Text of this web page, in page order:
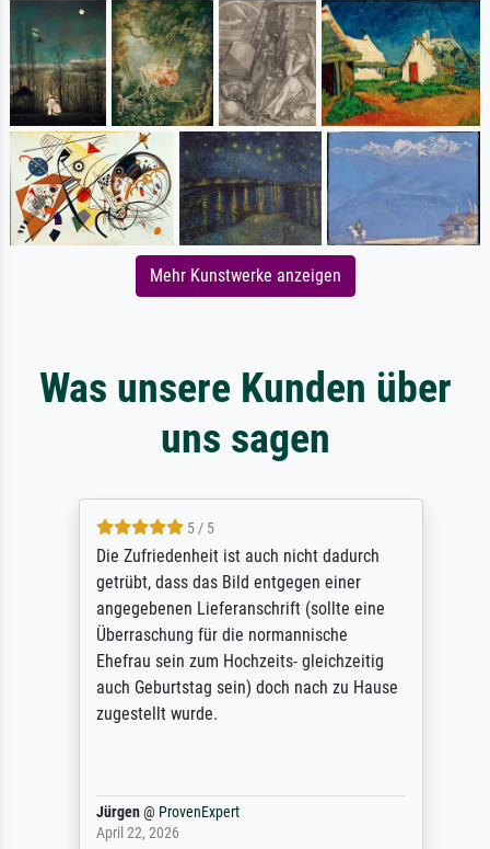
Mehr Kunstwerke anzeigen
Was unsere Kunden über
uns sagen
5 / 5
Die Zufriedenheit ist auch nicht dadurch
getrübt, dass das Bild entgegen einer
angegebenen Lieferanschrift (sollte eine
Überraschung für die normannische
Ehefrau sein zum Hochzeits- gleichzeitig
auch Geburtstag sein) doch nach zu Hause
zugestellt wurde.
Jürgen@ProvenExpert
April 22, 2026